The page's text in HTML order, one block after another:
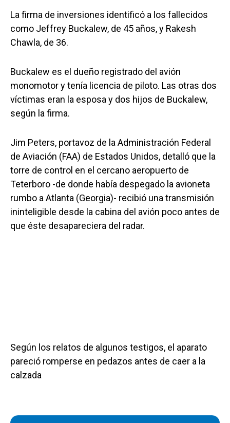
La firma de inversiones identificó a los fallecidos
como Jeffrey Buckalew, de 45 años, y Rakesh
Chawla, de 36.
Buckalew es el dueño registrado del avión
monomotor y tenía licencia de piloto. Las otras dos
víctimas eran la esposa y dos hijos de Buckalew,
según la firma.
Jim Peters, portavoz de la Administración Federal
de Aviación (FAA) de Estados Unidos, detalló que la
torre de control en el cercano aeropuerto de
Teterboro -de donde había despegado la avioneta
rumbo a Atlanta (Georgia)- recibió una transmisión
ininteligible desde la cabina del avión poco antes de
que éste desapareciera del radar.
Según los relatos de algunos testigos, el aparato
pareció romperse en pedazos antes de caer a la
calzada